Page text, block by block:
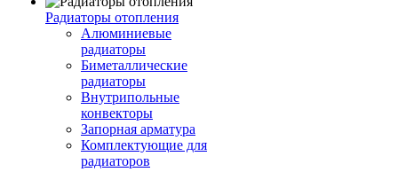
Радиаторы отопления
Алюминиевые
радиаторы
Биметаллические
радиаторы
Внутрипольные
конвекторы
Запорная арматура
Комплектующие для
радиаторов